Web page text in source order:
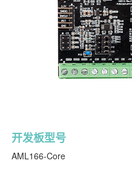
开发板型号
AML166-Core